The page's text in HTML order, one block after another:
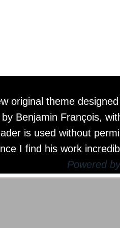
original theme
Benjamin François,
is used without
I find his work
Powered